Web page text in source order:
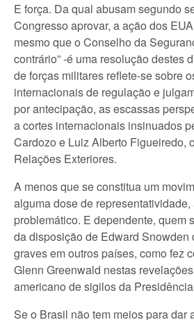
E força. Da qual abusam segundo
Congresso aprovar, a ação dos
mesmo que o Conselho da
contrário” -é uma resolução destes
de forças militares reflete-se sobre
internacionais de regulação e
por antecipação, as escassas
a cortes internacionais insinuados
Cardozo e Luiz Alberto Figueiredo,
Relações Exteriores.
A menos que se constitua um
alguma dose de
problemático. E dependente, quem
da disposição de Edward
graves em outros países, como fez
Glenn Greenwald nestas
americano de sigilos da
Se o Brasil não tem meios para dar